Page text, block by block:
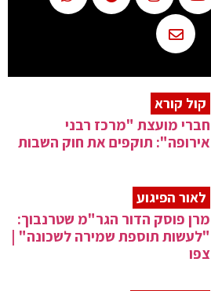
קול קורא
חברי מועצת "מרכז רבני
אירופה": תוקפים את חוק השבות
לאור הפיגוע
מרן פוסק הדור הגר"מ שטרנבוך:
"לעשות תוספת שמירה לשכונה" |
צפו